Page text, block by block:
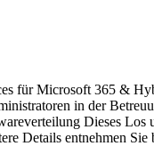
für Microsoft 365 &
in der
Dieses
Details entnehmen